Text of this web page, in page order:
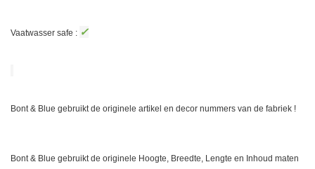
Vaatwasser safe : ✓
Bont & Blue gebruikt de originele artikel en decor nummers van de fabriek !
Bont & Blue gebruikt de originele Hoogte, Breedte, Lengte en Inhoud maten